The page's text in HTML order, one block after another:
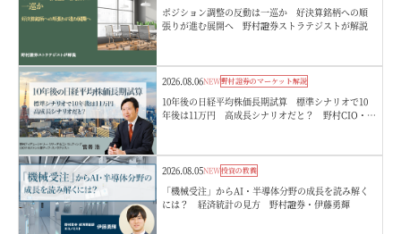
ポジション調整の反動は一巡か 好決算銘柄への順
張りが進む展開へ 野村證券ストラテジストが解説
2026.08.06NEW野村證券のマーケット解説
10年後の日経平均株価長期試算 標準シナリオで10
年後は11万円 高成長シナリオだと？ 野村CIO・宮
2026.08.05NEW投資の教養
「機械受注」からAI・半導体分野の成長を読み解く
には？ 経済統計の見方 野村證券・伊藤勇輝